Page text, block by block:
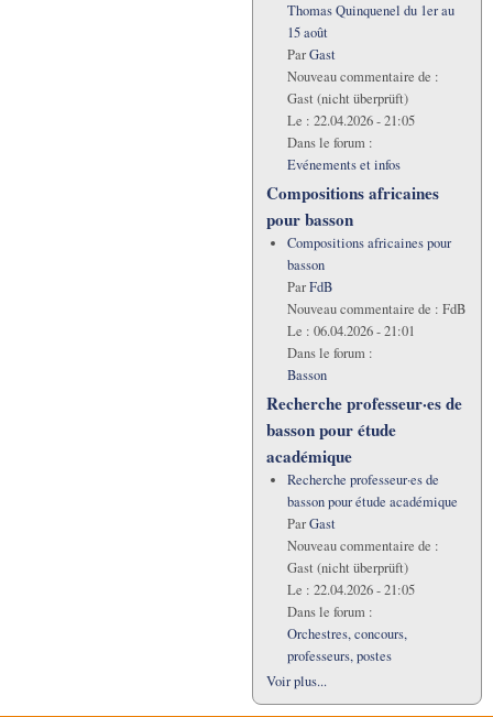
Thomas Quinquenel du 1er au
15 août
ParGast
Nouveau commentaire de :
Gast (nicht überprüft)
Le : 22.04.2026 - 21:05
Dans le forum :
Evénements et infos
Compositions africaines
pour basson
Compositions africaines pour
basson
ParFdB
Nouveau commentaire de : FdB
Le : 06.04.2026 - 21:01
Dans le forum :
Basson
Recherche professeur·es de
basson pour étude
académique
Recherche professeur·es de
basson pour étude académique
ParGast
Nouveau commentaire de :
Gast (nicht überprüft)
Le : 22.04.2026 - 21:05
Dans le forum :
Orchestres, concours,
professeurs, postes
Voir plus...